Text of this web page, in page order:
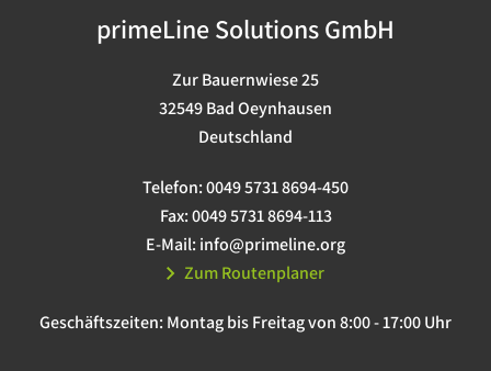
primeLine Solutions GmbH
Zur Bauernwiese 25
32549 Bad Oeynhausen
Deutschland
Telefon:0049 5731 8694-450
Fax:0049 5731 8694-113
E-Mail: info@primeline.org
Zum Routenplaner
Geschäftszeiten: Montag bis Freitag von 8:00 - 17:00 Uhr